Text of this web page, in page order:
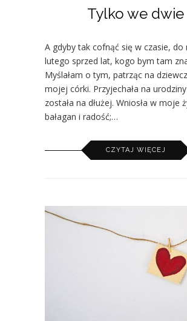
Tylko we dwie
A gdyby tak cofnąć się w czasie, do
lutego sprzed lat, kogo bym tam
Myślałam o tym, patrząc na
mojej córki. Przyjechała na
została na dłużej. Wniosła w moje
bałagan i radość;…
CZYTAJ WIĘCEJ